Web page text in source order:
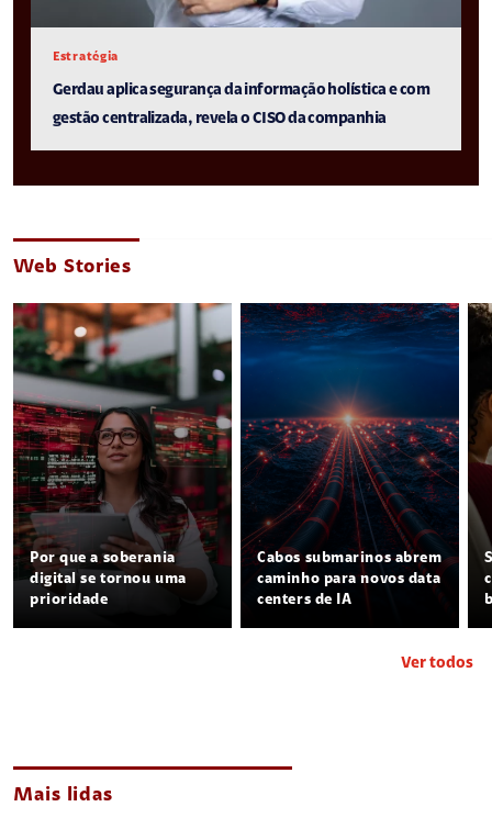
Estratégia
Gerdau aplica segurança da informação holística e com
gestão centralizada, revela o CISO da companhia
Web Stories
Por que a soberania
digital se tornou uma
prioridade
Cabos submarinos abrem
caminho para novos data
centers de IA
Ver todos
Mais lidas